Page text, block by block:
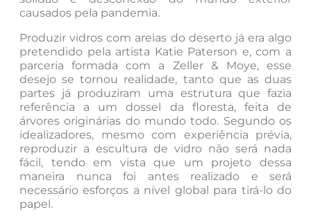
causados pela pandemia.
Produzir vidros com areias do deserto já era algo
pretendido pela artista Katie Paterson e, com a
parceria formada com a Zeller & Moye, esse
desejo se tornou realidade, tanto que as duas
partes já produziram uma estrutura que fazia
referência a um dossel da floresta, feita de
árvores originárias do mundo todo. Segundo os
idealizadores, mesmo com experiência prévia,
reproduzir a escultura de vidro não será nada
fácil, tendo em vista que um projeto dessa
maneira nunca foi antes realizado e será
necessário esforços a nível global para tirá-lo do
papel.